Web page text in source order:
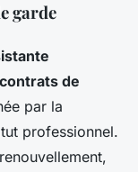
garde
contrats de
par la
professionnel.